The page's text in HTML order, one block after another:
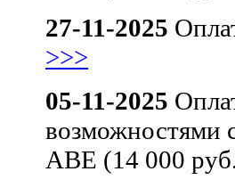
27-11-2025
>>>
05-11-2025
возможностями
АВЕ (14 000